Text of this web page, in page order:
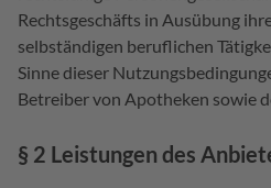
Rechtsgeschäfts in Ausübung
selbständigen beruflichen
Sinne dieser
Betreiber von Apotheken sowie
§ 2 Leistungen des